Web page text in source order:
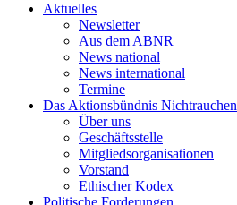
Aktuelles
Newsletter
Aus dem ABNR
News national
News international
Termine
Das Aktionsbündnis Nichtrauchen
Über uns
Geschäftsstelle
Mitgliedsorganisationen
Vorstand
Ethischer Kodex